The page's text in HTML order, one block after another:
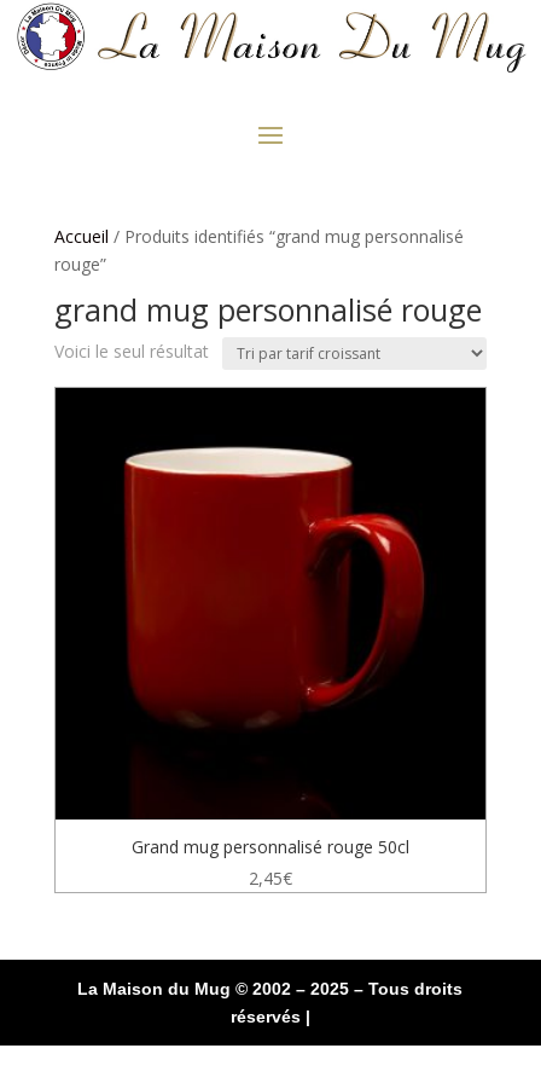
Accueil / Produits identifiés “grand mug personnalisé
rouge”
grand mug personnalisé rouge
Voici le seul résultat
Grand mug personnalisé rouge 50cl
2,45€
La Maison du Mug © 2002 – 2025 – Tous droits
réservés |